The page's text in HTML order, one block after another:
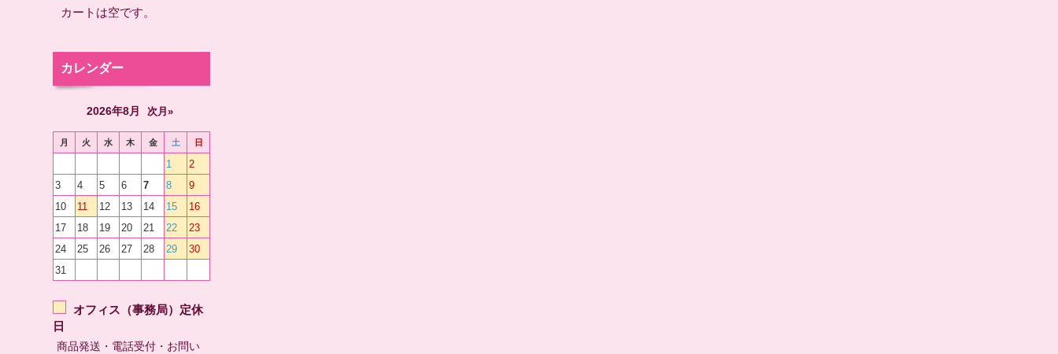
カートは空です。
カレンダー
2026年8月 次月»
月 火 水 木 金 土 日
1
2
3
4 5 6 7 8
9
10
11 12 13 14 15
16
17
18 19 20 21 22
23
24
25 26 27 28 29
30
31
オフィス（事務局）定休
日
商品発送・電話受付・お問い